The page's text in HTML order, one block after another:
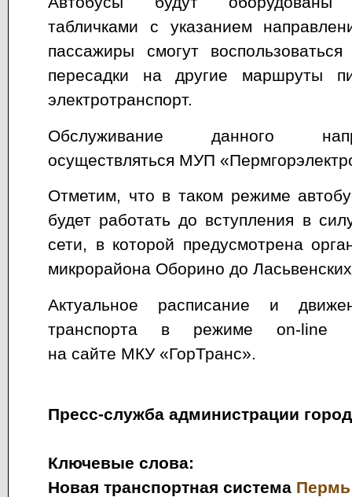
табличками с указанием
пассажиры смогут
пересадки на другие маршруты
электротранспорт.
Обслуживание данного
осуществляться МУП
Отметим, что в таком режиме
будет работать до вступления в
сети, в которой предусмотрена
микрорайона Оборино до
Актуальное расписание и
транспорта в режиме on-line
на сайте МКУ «ГорТранс».
Пресс-служба администрации
Ключевые слова:
Новая транспортная система Пермь